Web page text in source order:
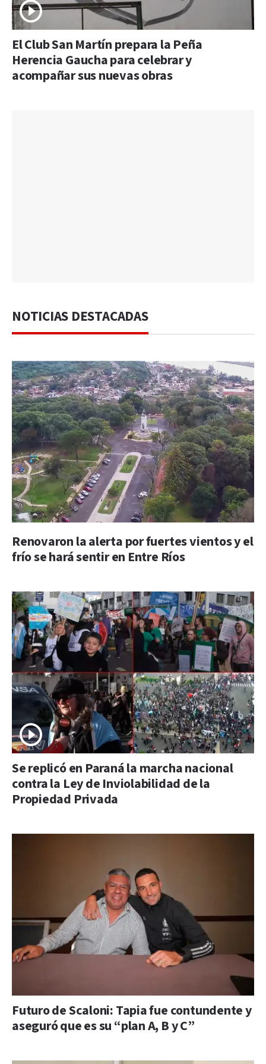
El Club San Martín prepara la Peña
Herencia Gaucha para celebrar y
acompañar sus nuevas obras
NOTICIAS DESTACADAS
Renovaron la alerta por fuertes vientos y el
frío se hará sentir en Entre Ríos
Se replicó en Paraná la marcha nacional
contra la Ley de Inviolabilidad de la
Propiedad Privada
Futuro de Scaloni: Tapia fue contundente y
aseguró que es su “plan A, B y C”